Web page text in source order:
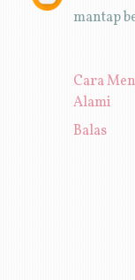
mantap
Cara
Alami
Balas